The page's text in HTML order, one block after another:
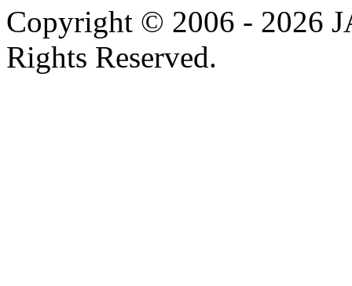
Copyright © 2006 - 2026
Rights Reserved.